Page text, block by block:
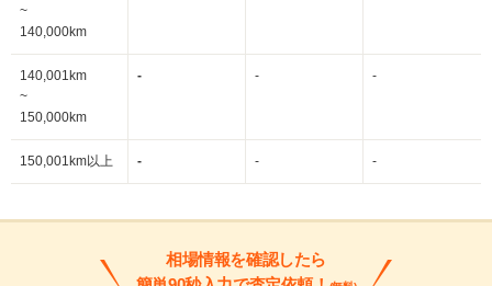
~
140,000km
140,001km
~
150,000km
- - -
150,001km以上 - - -
相場情報を確認したら